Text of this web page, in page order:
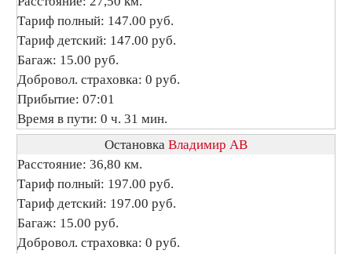
Тариф полный: 147.00 руб.
Тариф детский: 147.00 руб.
Багаж: 15.00 руб.
Добровол. страховка: 0 руб.
Прибытие: 07:01
Время в пути: 0 ч. 31 мин.
Остановка Владимир АВ
Расстояние: 36,80 км.
Тариф полный: 197.00 руб.
Тариф детский: 197.00 руб.
Багаж: 15.00 руб.
Добровол. страховка: 0 руб.